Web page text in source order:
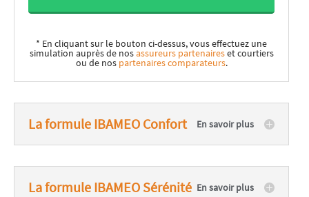
* En cliquant sur le bouton ci-dessus, vous effectuez une
simulation auprès de nosassureurs partenaireset courtiers
ou de nos partenaires comparateurs.
La formule IBAMEO Confort
La formule IBAMEO Sérénité